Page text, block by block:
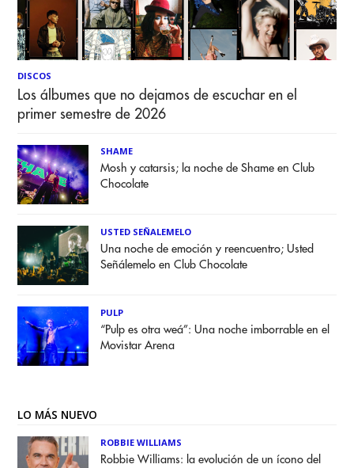
DISCOS
Los álbumes que no dejamos de escuchar en el
primer semestre de 2026
SHAME
Mosh y catarsis; la noche de Shame en Club
Chocolate
USTED SEÑALEMELO
Una noche de emoción y reencuentro; Usted
Señálemelo en Club Chocolate
PULP
“Pulp es otra weá”: Una noche imborrable en el
Movistar Arena
LO MÁS NUEVO
ROBBIE WILLIAMS
Robbie Williams: la evolución de un ícono del